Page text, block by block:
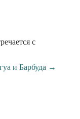
с
и Барбуда →